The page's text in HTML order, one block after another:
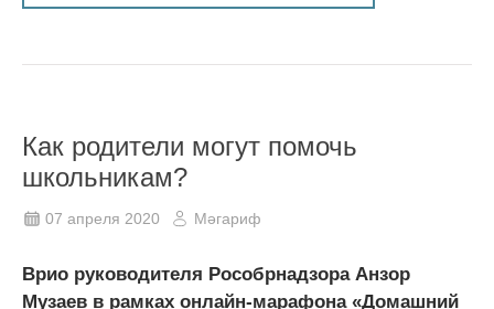
Как родители могут помочь
школьникам?
07 апреля 2020 Мәгариф
Врио руководителя Рособрнадзора Анзор
Музаев в рамках онлайн-марафона «Домашний